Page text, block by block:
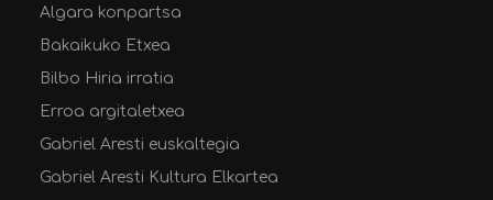
Algara konpartsa
Bakaikuko Etxea
Bilbo Hiria irratia
Erroa argitaletxea
Gabriel Aresti euskaltegia
Gabriel Aresti Kultura Elkartea